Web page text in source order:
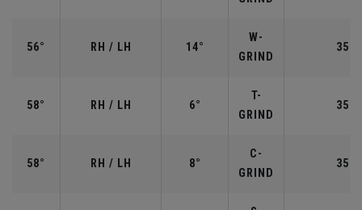
56° RH / LH 14°
W-
GRIND
58° RH / LH 6°
T-
GRIND
58° RH / LH 8°
C-
GRIND